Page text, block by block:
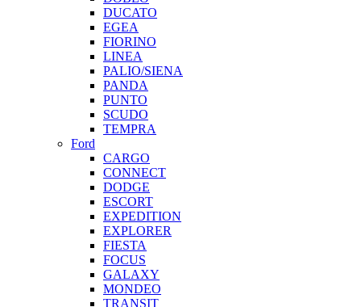
DUCATO
EGEA
FIORINO
LINEA
PALIO/SIENA
PANDA
PUNTO
SCUDO
TEMPRA
Ford
CARGO
CONNECT
DODGE
ESCORT
EXPEDITION
EXPLORER
FIESTA
FOCUS
GALAXY
MONDEO
TRANSIT